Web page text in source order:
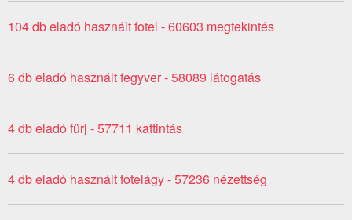
104 db eladó használt fotel - 60603 megtekintés
6 db eladó használt fegyver - 58089 látogatás
4 db eladó fürj - 57711 kattintás
4 db eladó használt fotelágy - 57236 nézettség